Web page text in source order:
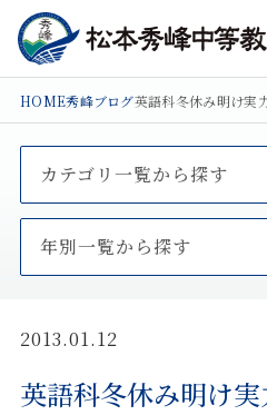
HOME秀峰ブログ英語科冬休み明け実
カテゴリ一覧から探す
年別一覧から探す
2013.01.12
英語科冬休み明け実